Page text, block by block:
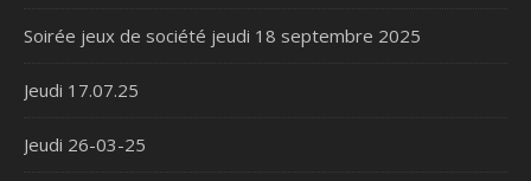
Soirée jeux de société jeudi 18 septembre 2025
Jeudi 17.07.25
Jeudi 26-03-25